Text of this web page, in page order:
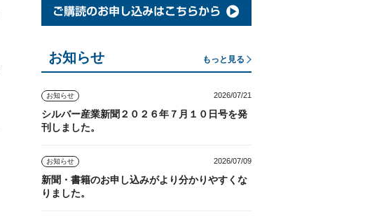
お知らせ もっと見る
お知らせ 2026/07/21
シルバー産業新聞２０２６年７月１０日号を発
刊しました。
お知らせ 2026/07/09
新聞・書籍のお申し込みがより分かりやすくな
りました。